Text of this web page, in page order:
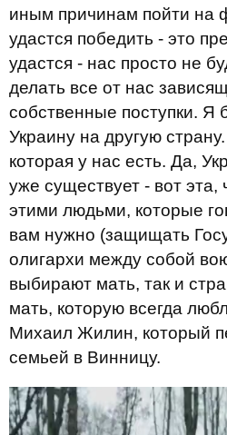
иным причинам пойти на
удастся победить - это
удастся - нас просто не
делать все от нас
собственные поступки. Я
Украину на другую
которая у нас есть. Да,
уже существует - вот
этими людьми, которые
вам нужно (защищать
олигархи между собой
выбирают мать, так и
мать, которую всегда
Михаил Жилин, который
семьей в Винницу.